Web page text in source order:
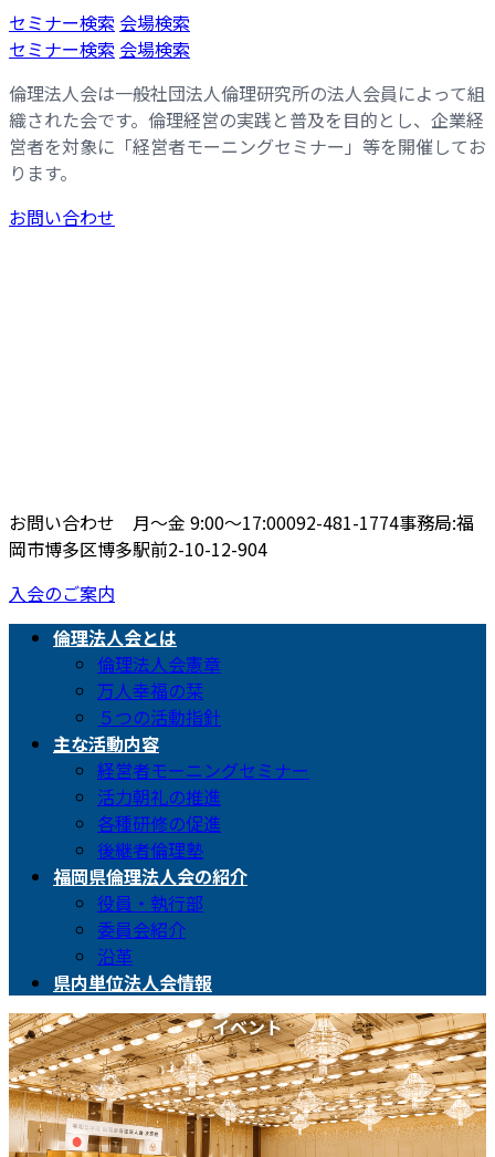
コ
ン
ン
ツ
へ
ス
キ
ッ
ナ
ビ
ー
シ
ョ
ン
に
移
セミナー検索 会場検索
セミナー検索 会場検索
倫理法人会は一般社団法人倫理研究所の法人会員によって組
織された会です。倫理経営の実践と普及を目的とし、企業経
営者を対象に「経営者モーニングセミナー」等を開催してお
ります。
お問い合わせ
お問い合わせ 月〜金 9:00〜17:00092-481-1774事務局:福
岡市博多区博多駅前2-10-12-904
入会のご案内
倫理法人会とは
倫理法人会憲章
万人幸福の栞
５つの活動指針
主な活動内容
経営者モーニングセミナー
活力朝礼の推進
各種研修の促進
後継者倫理塾
福岡県倫理法人会の紹介
役員・執行部
委員会紹介
沿革
県内単位法人会情報
イベント